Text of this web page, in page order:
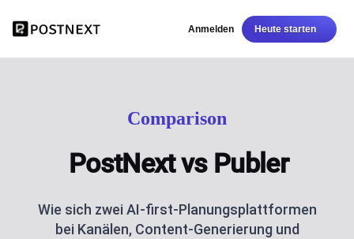
Anmelden Heute starten
Comparison
PostNext vs Publer
Wie sich zwei AI-first-Planungsplattformen
bei Kanälen, Content-Generierung und